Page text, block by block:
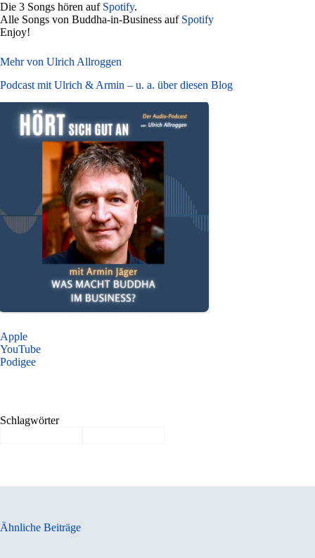
Die 3 Songs hören auf Spotify.
Alle Songs von Buddha-in-Business auf Spotify
Enjoy!
Mehr von Ulrich Allroggen
Podcast mit Ulrich & Armin – u. a. über diesen Blog
Apple
YouTube
Podigee
Schlagwörter
Ähnliche Beiträge